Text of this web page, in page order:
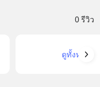
0 รีวิว
ดูทั้งหมด